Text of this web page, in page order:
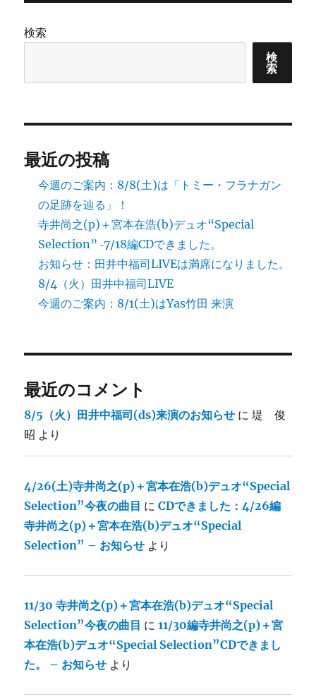
検索
検
索
最近の投稿
今週のご案内：8/8(土)は「トミー・フラナガン
の足跡を辿る」！
寺井尚之(p)＋宮本在浩(b)デュオ“Special
Selection” ‐7/18編CDできました。
お知らせ：田井中福司LIVEは満席になりました。
8/4（火）田井中福司LIVE
今週のご案内：8/1(土)はYas竹田 来演
最近のコメント
8/5（火）田井中福司(ds)来演のお知らせ に堤 俊
昭 より
4/26(土)寺井尚之(p)＋宮本在浩(b)デュオ“Special
Selection”今夜の曲目 にCDできました：4/26編
寺井尚之(p)＋宮本在浩(b)デュオ“Special
Selection” – お知らせ より
11/30 寺井尚之(p)＋宮本在浩(b)デュオ“Special
Selection”今夜の曲目 に11/30編寺井尚之(p)＋宮
本在浩(b)デュオ“Special Selection”CDできまし
た。 – お知らせ より